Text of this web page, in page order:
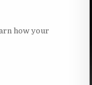
how your